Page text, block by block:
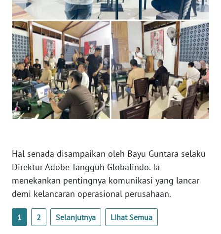
Hal senada disampaikan oleh Bayu Guntara selaku
Direktur Adobe Tangguh Globalindo. Ia
menekankan pentingnya komunikasi yang lancar
demi kelancaran operasional perusahaan.
1 2 Selanjutnya Lihat Semua
WN
LAMPUNG
WN
JATENG
WN
NUSANTARA
WN
JATIM
BALI